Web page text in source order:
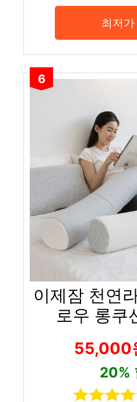
최저가
6
이제잠 천연
로우 롱쿠
55,000
20%